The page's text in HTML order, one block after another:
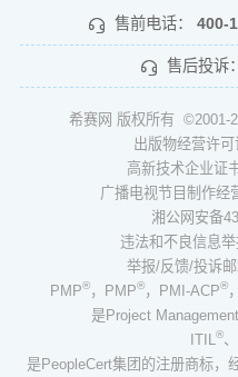
售前电话： 400-
售后投诉
希赛网 版权所有
出版物经营许
高新技术企业证
广播电视节目制作经
湘公网安备
违法和不良信息
举报/反馈/投诉
PMP®，PMP®，PMI-ACP®
是Project
ITIL®
是PeopleCert集团的注册商标，